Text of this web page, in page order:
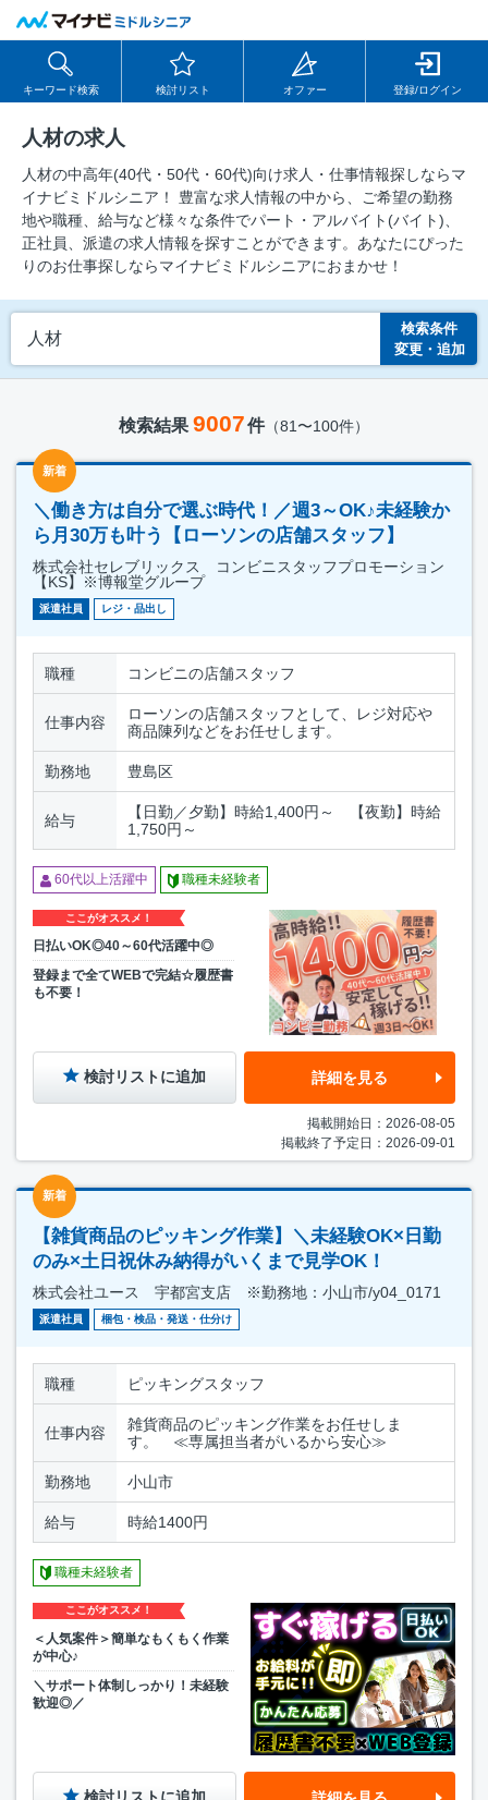
キーワード検索 検討リスト オファー 登録/ログイン
人材の求人
人材の中⾼年(40代・50代・60代)向け求⼈・仕事情報探しならマ
イナビミドルシニア！ 豊富な求人情報の中から、ご希望の勤務
地や職種、給与など様々な条件でパート・アルバイト(バイト)、
正社員、派遣の求人情報を探すことができます。あなたにぴった
りのお仕事探しならマイナビミドルシニアにおまかせ！
人材
検索条件
変更・追加
検索結果 9007件（81〜100件）
新着
＼働き方は自分で選ぶ時代！／週3～OK♪未経験か
ら月30万も叶う【ローソンの店舗スタッフ】
株式会社セレブリックス コンビニスタッフプロモーション
【KS】※博報堂グループ
派遣社員 レジ・品出し
職種 コンビニの店舗スタッフ
仕事内容
ローソンの店舗スタッフとして、レジ対応や
商品陳列などをお任せします。
勤務地 豊島区
給与
【日勤／夕勤】時給1,400円～ 【夜勤】時給
1,750円～
60代以上活躍中 職種未経験者
ここがオススメ！
日払いOK◎40～60代活躍中◎
登録まで全てWEBで完結☆履歴書
も不要！
検討リストに追加 詳細を見る
掲載開始日：2026-08-05
掲載終了予定日：2026-09-01
新着
【雑貨商品のピッキング作業】＼未経験OK×日勤
のみ×土日祝休み納得がいくまで見学OK！
株式会社ユース 宇都宮支店 ※勤務地：小山市/y04_0171
派遣社員 梱包・検品・発送・仕分け
職種 ピッキングスタッフ
仕事内容
雑貨商品のピッキング作業をお任せしま
す。 ≪専属担当者がいるから安心≫
勤務地 小山市
給与 時給1400円
職種未経験者
ここがオススメ！
＜人気案件＞簡単なもくもく作業
が中心♪
＼サポート体制しっかり！未経験
歓迎◎／
検討リストに追加